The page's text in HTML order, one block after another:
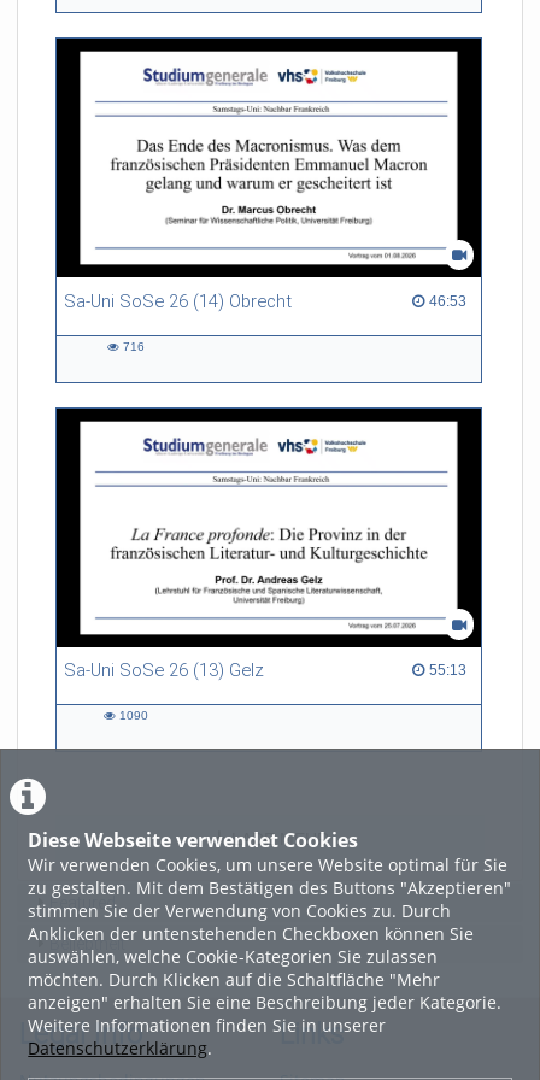
Diese Webseite verwendet Cookies
Wir verwenden Cookies, um unsere Website optimal für Sie
zu gestalten. Mit dem Bestätigen des Buttons "Akzeptieren"
stimmen Sie der Verwendung von Cookies zu. Durch
Anklicken der untenstehenden Checkboxen können Sie
auswählen, welche Cookie-Kategorien Sie zulassen
möchten. Durch Klicken auf die Schaltfläche "Mehr
anzeigen" erhalten Sie eine Beschreibung jeder Kategorie.
Weitere Informationen finden Sie in unserer
Datenschutzerklärung.
Sa-Uni SoSe 26 (14) Obrecht 46:53
46:53 duration
716
Sa-Uni SoSe 26 (13) Gelz 55:13
55:13 duration
1090
LADE MEHR
Featured
Beliebtheit
Legal Info Links